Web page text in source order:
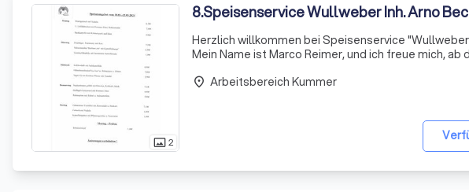
photo_size_select_actual2
8.Speisenservice Wullweber Inh. Arno
Herzlich willkommen bei Speisenservice
Mein Name ist Marco Reimer, und ich freue mich,
Küche
place Arbeitsbereich Kummer